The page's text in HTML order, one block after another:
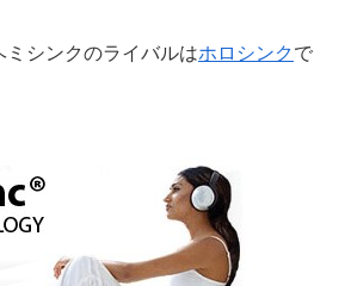
シンクのライバルはホロシンクで